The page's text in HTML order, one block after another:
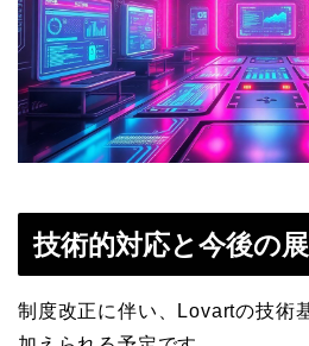
技術的対応と今後の
制度改正に伴い、Lovartの技術